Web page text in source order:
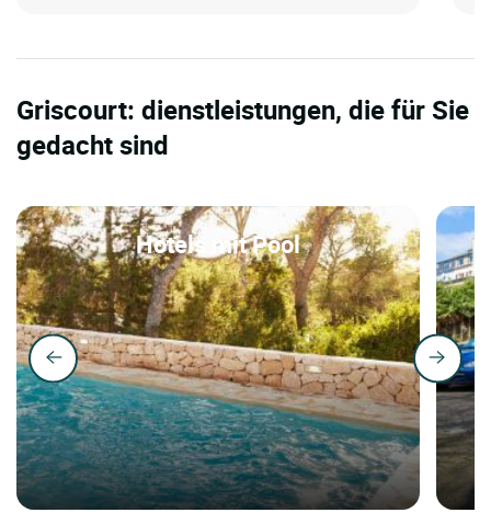
Griscourt: dienstleistungen, die für Sie
gedacht sind
Hotels mit Pool